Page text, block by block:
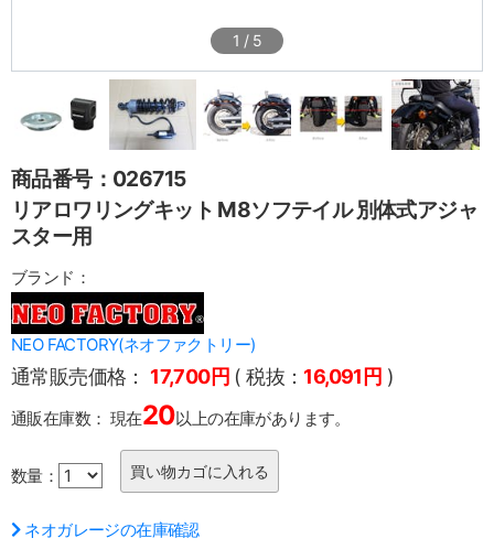
1 / 5
商品番号：026715
リアロワリングキット M8ソフテイル 別体式アジャ
スター用
ブランド：
NEO FACTORY(ネオファクトリー)
通常販売価格： 17,700円 ( 税抜： 16,091円 )
通販在庫数： 現在20以上の在庫があります。
数量：
ネオガレージの在庫確認